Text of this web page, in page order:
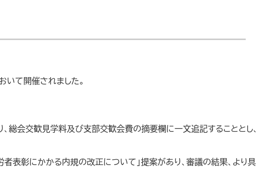
て開催されました。
総会交歓見学料及び支部交歓会費の摘要欄に一文追記することとし、
表彰にかかる内規の改正について」提案があり、審議の結果、より具